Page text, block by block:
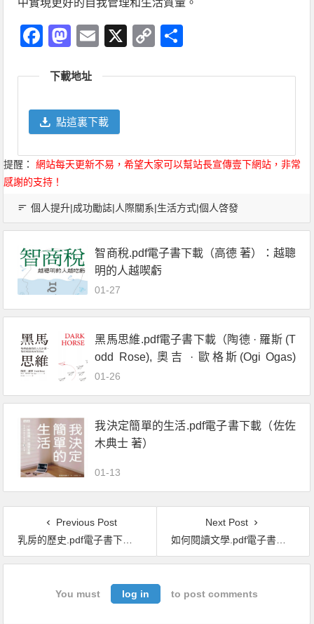
Facebook
Mastodon
Email
X
Copy
下載地址
點這裏下載
提醒：
網站每天更新不易，希望大家可以幫站長宣傳壹下網站，非常
感謝的支持！
個人提升|成功勵誌|人際關系|生活方式|個人啓發
智商稅.pdf電子書下載（高德 著）：越聰
明的人越喫虧
01-27
黑馬思維.pdf電子書下載（陶德 · 羅斯 (T
odd Rose), 奧吉 · 歐格斯(Ogi Ogas)
著） : 哈佛最推崇的人生計畫,教你成就
01-26
我決定簡單的生活.pdf電子書下載（佐佐
木典士 著）
01-13
Previous Post
乳房的歷史.pdf電子書下載（瑪莉蓮 · 亞隆 (Marilyn Yalom) 著）：西方的宗教、家庭、政治與資本主義如何建構出乳房神話，及其解放之路
Next Post
如何閱讀文學.pdf電子書下載（Terry Eagleton 泰瑞．伊格頓 著）
You must log in to post comments